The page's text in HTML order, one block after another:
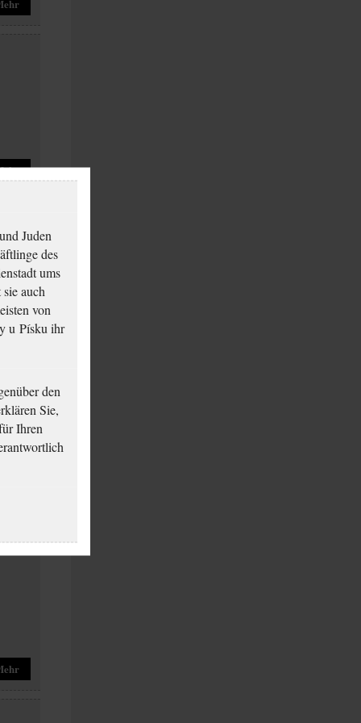
Juden
des
ums
auch
von
u Písku ihr
den
Sie,
Ihren